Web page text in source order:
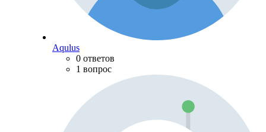
Aqulus
0 ответов
1 вопрос